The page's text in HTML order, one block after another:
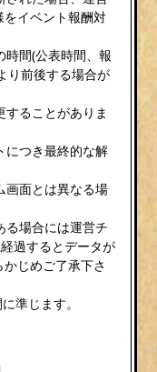
イベント報酬対
間(公表時間、報
り前後する場合が
ることがありま
につき最終的な解
画面とは異なる場
場合には運営チ
過するとデータが
じめご了承下さ
準じます。